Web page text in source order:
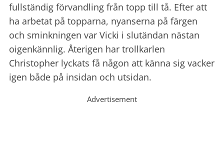
fullständig förvandling från topp till tå. Efter att
ha arbetat på topparna, nyanserna på färgen
och sminkningen var Vicki i slutändan nästan
oigenkännlig. Återigen har trollkarlen
Christopher lyckats få någon att känna sig vacker
igen både på insidan och utsidan.
Advertisement